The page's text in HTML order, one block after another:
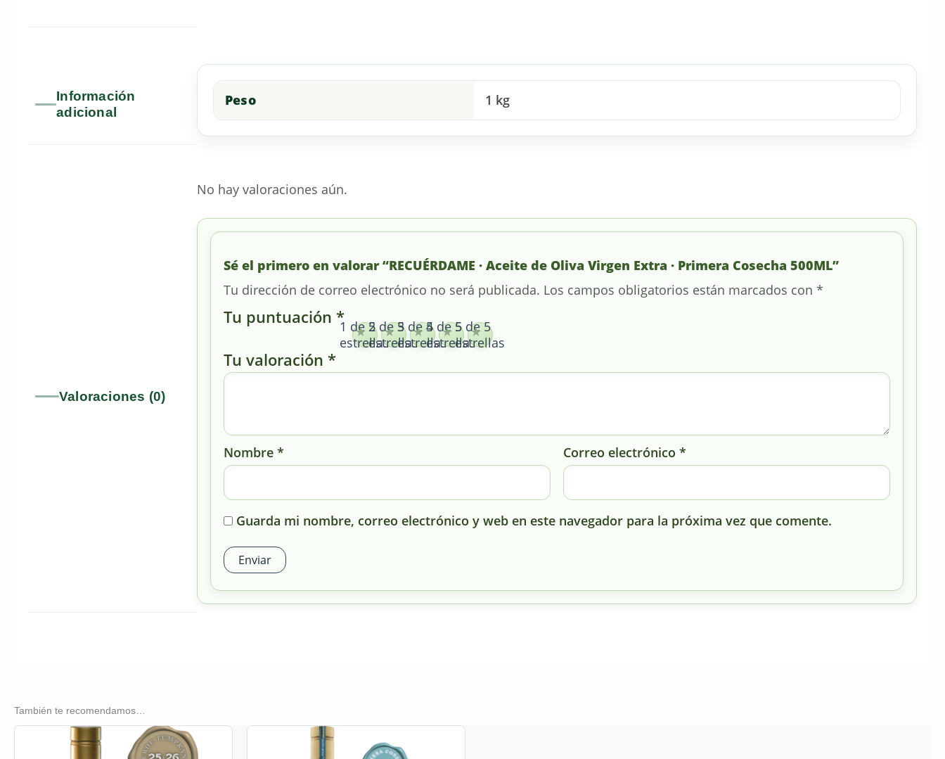
Información
adicional
Peso 1 kg
Valoraciones (0)
No hay valoraciones aún.
Sé el primero en valorar “RECUÉRDAME · Aceite de Oliva Virgen Extra · Primera Cosecha 500ML”
Tu dirección de correo electrónico no será publicada. Los campos obligatorios están marcados con *
Tu puntuación *1 de 5
estrellas
2 de 5
estrellas
3 de 5
estrellas
4 de 5
estrellas
5 de 5
estrellas
Tu valoración *
Nombre * Correo electrónico*
Guarda mi nombre, correo electrónico y web en este navegador para la próxima vez que comente.
También te recomendamos…